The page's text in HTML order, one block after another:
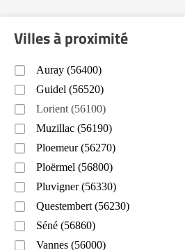
Villes à proximité
Auray (56400)
Guidel (56520)
Lorient (56100)
Muzillac (56190)
Ploemeur (56270)
Ploërmel (56800)
Pluvigner (56330)
Questembert (56230)
Séné (56860)
Vannes (56000)